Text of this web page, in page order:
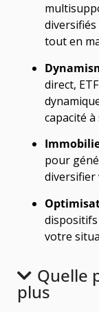
tout en
direct,
capacité
pour
votre
Quelle
plus